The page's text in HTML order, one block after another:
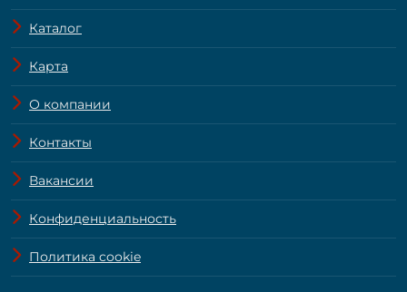
Каталог
Карта
О компании
Контакты
Вакансии
Конфиденциальность
Политика cookie